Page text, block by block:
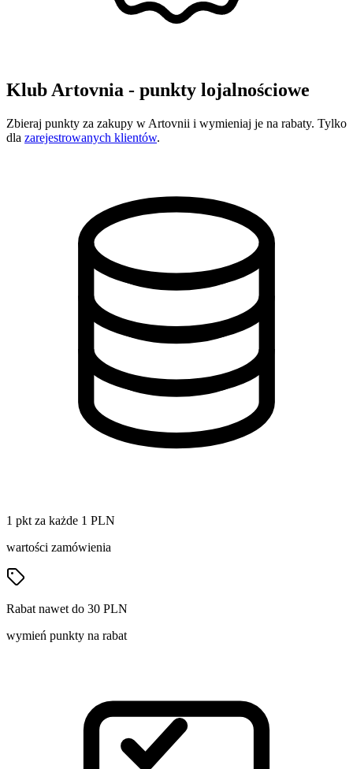
Klub Artovnia - punkty lojalnościowe
Zbieraj punkty za zakupy w Artovnii i wymieniaj je na rabaty. Tylko
dla zarejestrowanych klientów.
1 pkt za każde 1 PLN
wartości zamówienia
Rabat nawet do 30 PLN
wymień punkty na rabat